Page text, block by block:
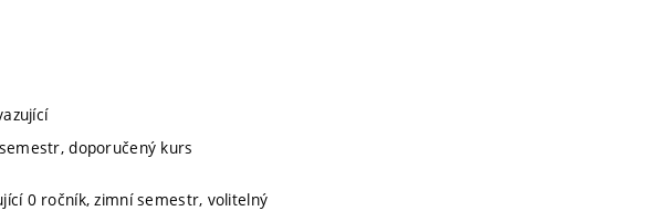
doporučený kurs
0 ročník, zimní semestr, volitelný